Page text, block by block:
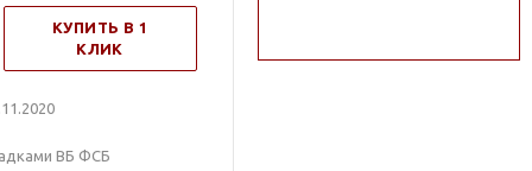
КУПИТЬ В 1
КЛИК
ВБ ФСБ